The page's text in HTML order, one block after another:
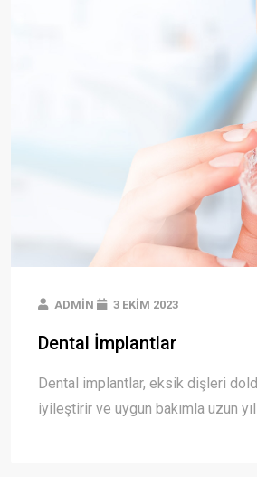
ADMIN 3 EKIM 2023
Dental İmplantlar
Dental implantlar, eksik dişleri
iyileştirir ve uygun bakımla uzun